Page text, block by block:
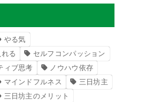
やる気
る
セルフコンパッション
ィブ思考
ノウハウ依存
マインドフルネス
三日坊主
三日坊主のメリット